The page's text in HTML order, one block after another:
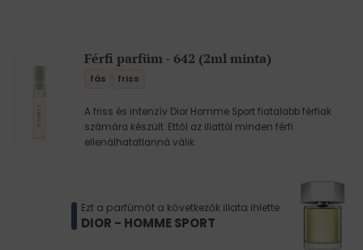
Férfi parfüm - 642 (2ml minta)
fás friss
A friss és intenzív Dior Homme Sport fiatalabb férfiak
számára készült. Ettől az illattól minden férfi
ellenálhatatlanná válik.
Ezt a parfümöt a következők illata ihlette:
DIOR - HOMME SPORT